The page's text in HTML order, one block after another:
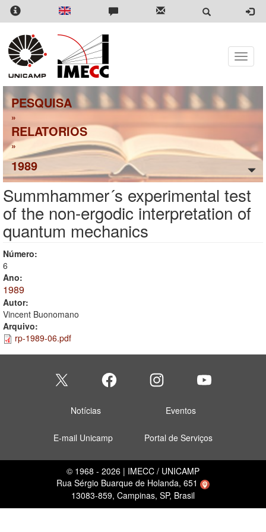
Pular
para
conteúdo
principal
Toggle
PESQUISA
»
RELATORIOS
»
1989
Summhammer´s experimental test
of the non-ergodic interpretation of
quantum mechanics
Número:
6
Ano:
1989
Autor:
Vincent Buonomano
Arquivo:
rp-1989-06.pdf
Notícias Eventos
E-mail Unicamp Portal de Serviços
© 1968 - 2026 | IMECC / UNICAMP
Rua Sérgio Buarque de Holanda, 651
13083-859, Campinas, SP, Brasil